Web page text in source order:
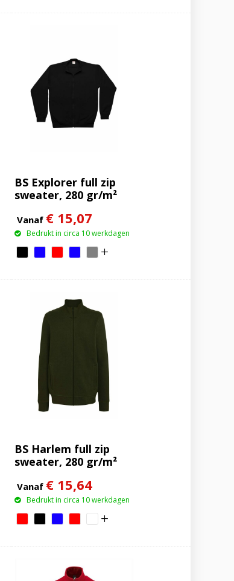
BS Explorer full zip
sweater, 280 gr/m²
Vanaf € 15,07
Bedrukt in circa 10 werkdagen
BS Harlem full zip
sweater, 280 gr/m²
Vanaf € 15,64
Bedrukt in circa 10 werkdagen